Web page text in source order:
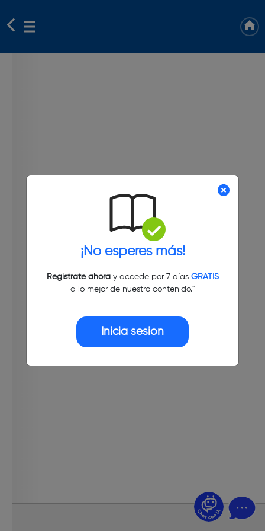
¡No esperes más!
Regístrate ahoray accede por 7 días GRATIS
a lo mejor de nuestro contenido."
Inicia sesión